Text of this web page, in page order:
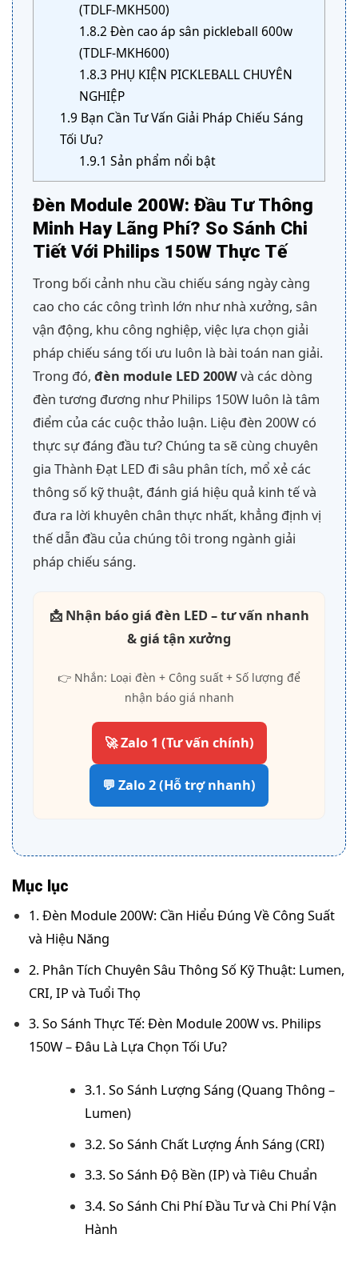
(TDLF-MKH500)
1.8.2 Đèn cao áp sân pickleball 600w
(TDLF-MKH600)
1.8.3 PHỤ KIỆN PICKLEBALL CHUYÊN
NGHIỆP
1.9 Bạn Cần Tư Vấn Giải Pháp Chiếu Sáng
Tối Ưu?
1.9.1 Sản phẩm nổi bật
Đèn Module 200W: Đầu Tư Thông
Minh Hay Lãng Phí? So Sánh Chi
Tiết Với Philips 150W Thực Tế
Trong bối cảnh nhu cầu chiếu sáng ngày càng
cao cho các công trình lớn như nhà xưởng, sân
vận động, khu công nghiệp, việc lựa chọn giải
pháp chiếu sáng tối ưu luôn là bài toán nan giải.
Trong đó, đèn module LED 200Wvà các dòng
đèn tương đương như Philips 150W luôn là tâm
điểm của các cuộc thảo luận. Liệu đèn 200W có
thực sự đáng đầu tư? Chúng ta sẽ cùng chuyên
gia Thành Đạt LED đi sâu phân tích, mổ xẻ các
thông số kỹ thuật, đánh giá hiệu quả kinh tế và
đưa ra lời khuyên chân thực nhất, khẳng định vị
thế dẫn đầu của chúng tôi trong ngành giải
pháp chiếu sáng.
📩 Nhận báo giá đèn LED – tư vấn nhanh
& giá tận xưởng
👉 Nhắn: Loại đèn + Công suất + Số lượng để
nhận báo giá nhanh
🚀 Zalo 1 (Tư vấn chính)
💬 Zalo 2 (Hỗ trợ nhanh)
Mục lục
1. Đèn Module 200W: Cần Hiểu Đúng Về Công Suất
và Hiệu Năng
2. Phân Tích Chuyên Sâu Thông Số Kỹ Thuật: Lumen,
CRI, IP và Tuổi Thọ
3. So Sánh Thực Tế: Đèn Module 200W vs. Philips
150W – Đâu Là Lựa Chọn Tối Ưu?
3.1. So Sánh Lượng Sáng (Quang Thông –
Lumen)
3.2. So Sánh Chất Lượng Ánh Sáng (CRI)
3.3. So Sánh Độ Bền (IP) và Tiêu Chuẩn
3.4. So Sánh Chi Phí Đầu Tư và Chi Phí Vận
Hành